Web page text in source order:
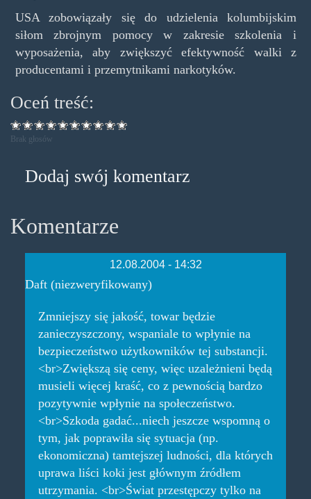
USA zobowiązały się do udzielenia kolumbijskim
siłom zbrojnym pomocy w zakresie szkolenia i
wyposażenia, aby zwiększyć efektywność walki z
producentami i przemytnikami narkotyków.
Oceń treść:
Brak głosów
Dodaj swój komentarz
Komentarze
12.08.2004 - 14:32
Daft (niezweryfikowany)
Zmniejszy się jakość, towar będzie
zanieczyszczony, wspaniale to wpłynie na
bezpieczeństwo użytkowników tej substancji.
<br>Zwiększą się ceny, więc uzależnieni będą
musieli więcej kraść, co z pewnością bardzo
pozytywnie wpłynie na społeczeństwo.
<br>Szkoda gadać...niech jeszcze wspomną o
tym, jak poprawiła się sytuacja (np.
ekonomiczna) tamtejszej ludności, dla których
uprawa liści koki jest głównym źródłem
utrzymania. <br>Świat przestępczy tylko na